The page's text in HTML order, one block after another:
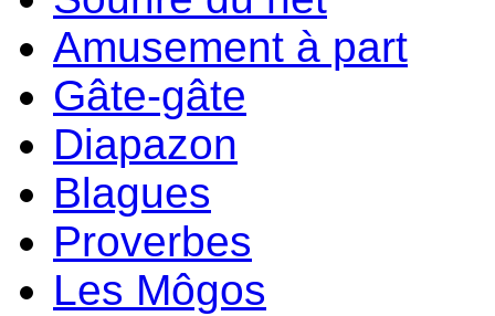
Amusement à part
Gâte-gâte
Diapazon
Blagues
Proverbes
Les Môgos